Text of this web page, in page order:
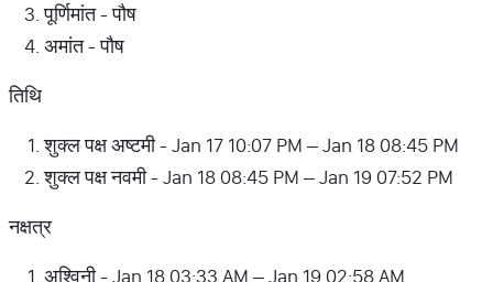
पूर्णिमांत - पौष
अमांत - पौष
तिथि
शुक्ल पक्ष अष्टमी - Jan 17 10:07 PM – Jan 18 08:45 PM
शुक्ल पक्ष नवमी - Jan 18 08:45 PM – Jan 19 07:52 PM
नक्षत्र
अश्विनी - Jan 18 03:33 AM – Jan 19 02:58 AM